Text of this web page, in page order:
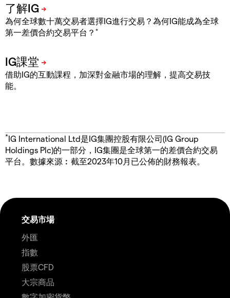
為何全球數十萬交易者選擇IG進行交易？為何IG能成為全球
第一差價合約交易平台？ *
借助IG的互動課程，加深對金融市場的理解，提高交易技
能。
*IG International Ltd是IG集團控股有限公司(IG Group
Holdings Plc)的一部分，IG集團是全球第一的差價合約交易
平台。數據來源︰截至2023年10月已公佈的財務報表。
交易市場
外匯
指數
股票CFD
大宗商品